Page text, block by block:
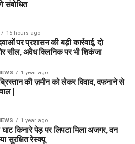
संबोधित
15 hours ago
पर प्रशासन की बड़ी कार्रवाई, दो
सील, अवैध क्लिनिक पर भी शिकंजा
1 year ago
की ज़मीन को लेकर विवाद, दफनाने से
|
1 year ago
घाट किनारे पेड़ पर लिपटा मिला अजगर, वन
सुरक्षित रेस्क्यू